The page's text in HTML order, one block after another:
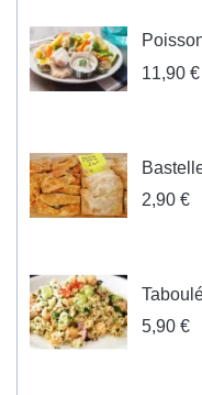
11,90 €
2,90 €
5,90 €